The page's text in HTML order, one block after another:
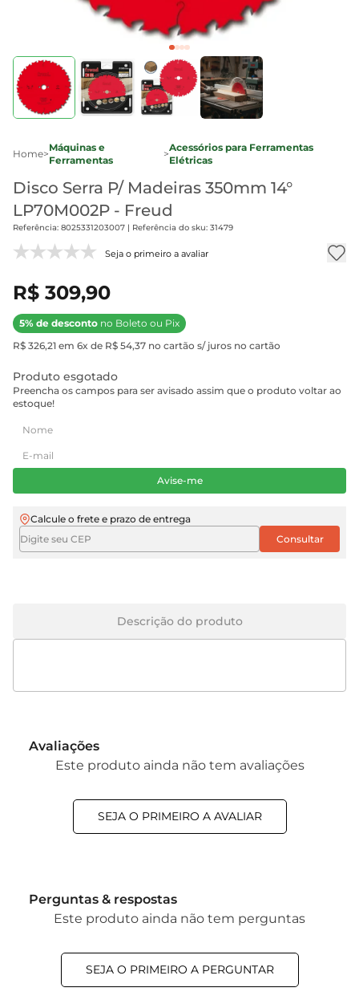
Home>
Máquinas e
Ferramentas
>
Acessórios para Ferramentas
Elétricas
Disco Serra P/ Madeiras 350mm 14°
LP70M002P - Freud
Referência: 8025331203007 | Referência do sku: 31479
Seja o primeiro a avaliar
R$ 309,90
5% de desconto no Boleto ou Pix
R$ 326,21 em 6x de R$ 54,37 no cartão s/ juros no cartão
Produto esgotado
Preencha os campos para ser avisado assim que o produto voltar ao
estoque!
Avise-me
Calcule o frete e prazo de entrega
Descrição do produto
Avaliações
Este produto ainda não tem avaliações
SEJA O PRIMEIRO A AVALIAR
Perguntas & respostas
Este produto ainda não tem perguntas
SEJA O PRIMEIRO A PERGUNTAR